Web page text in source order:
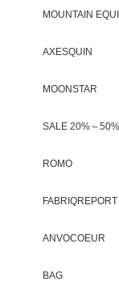
MOUNTAIN
AXESQUIN
MOONSTAR
SALE 20%～
ROMO
FABRIQREPORT
ANVOCOEUR
BAG